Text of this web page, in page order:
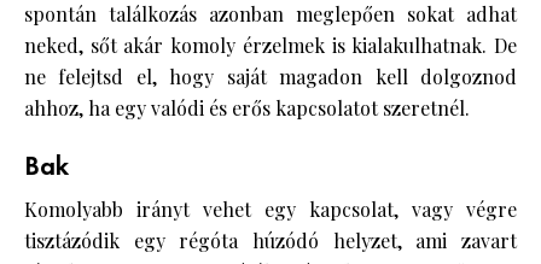
spontán találkozás azonban meglepően sokat adhat
neked, sőt akár komoly érzelmek is kialakulhatnak. De
ne felejtsd el, hogy saját magadon kell dolgoznod
ahhoz, ha egy valódi és erős kapcsolatot szeretnél.
Bak
Komolyabb irányt vehet egy kapcsolat, vagy végre
tisztázódik egy régóta húzódó helyzet, ami zavart